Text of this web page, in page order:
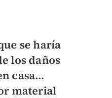
se haría
los daños
casa…
material